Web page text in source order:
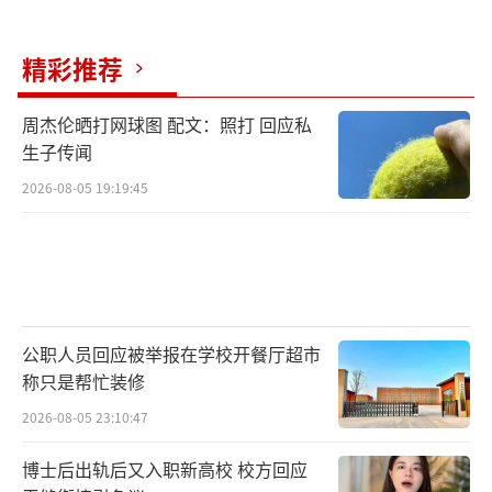
没接到过对网红“小英一家”或“杨早英”送
养孩子的举报。
19日凌晨，针对近期争议，小英在个人账
号“小英一家”发文称：“谢谢你们一直以来
此事，她在视频中写道：“想说点啥但不知道
说点啥，我顺其自然吧。”
据九派新闻报道，第三方平台数据显示，
近一年来，小英直播200多场，上架商品80多
精彩推荐
周杰伦晒打网球图 配文：照打 回应私
生子传闻
2026-08-05 19:19:45
公职人员回应被举报在学校开餐厅超市
称只是帮忙装修
2026-08-05 23:10:47
博士后出轨后又入职新高校 校方回应